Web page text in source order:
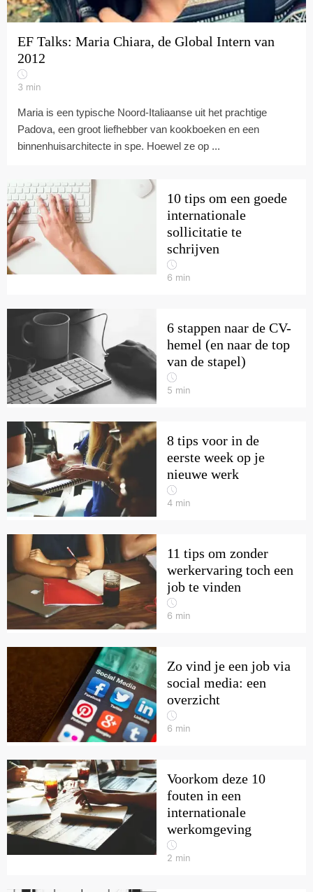
EF Talks: Maria Chiara, de Global Intern van
2012
3 min
Maria is een typische Noord-Italiaanse uit het prachtige
Padova, een groot liefhebber van kookboeken en een
binnenhuisarchitecte in spe. Hoewel ze op ...
10 tips om een goede
internationale
sollicitatie te
schrijven
6 min
6 stappen naar de CV-
hemel (en naar de top
van de stapel)
5 min
8 tips voor in de
eerste week op je
nieuwe werk
4 min
11 tips om zonder
werkervaring toch een
job te vinden
6 min
Zo vind je een job via
social media: een
overzicht
6 min
Voorkom deze 10
fouten in een
internationale
werkomgeving
2 min